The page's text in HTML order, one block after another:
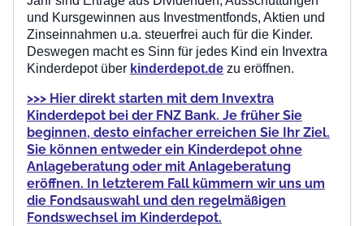
und Kursgewinnen aus Investmentfonds, Aktien und
Zinseinnahmen u.a. steuerfrei auch für die Kinder.
Deswegen macht es Sinn für jedes Kind ein Invextra
Kinderdepot über kinderdepot.de zu eröffnen.
>>> Hier direkt starten mit dem Invextra
Kinderdepot bei der FNZ Bank. Je früher Sie
beginnen, desto einfacher erreichen Sie Ihr Ziel.
Sie können entweder ein Kinderdepot ohne
Anlageberatung oder mit Anlageberatung
eröffnen. In letzterem Fall kümmern wir uns um
die Fondsauswahl und den regelmäßigen
Fondswechsel im Kinderdepot.